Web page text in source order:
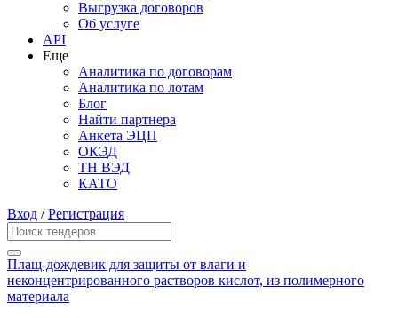
Выгрузка договоров
Об услуге
API
Еще
Аналитика по договорам
Аналитика по лотам
Блог
Найти партнера
Анкета ЭЦП
ОКЭД
ТН ВЭД
КАТО
Вход /Регистрация
Плащ-дождевик для защиты от влаги и
неконцентрированного растворов кислот, из полимерного
материала